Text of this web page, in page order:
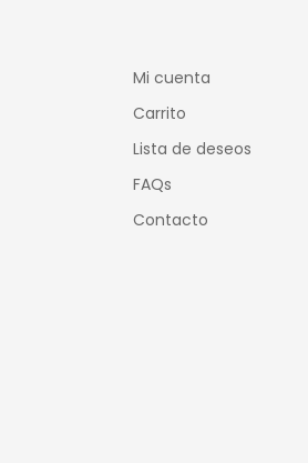
Mi cuenta
Carrito
Lista de deseos
FAQs
Contacto